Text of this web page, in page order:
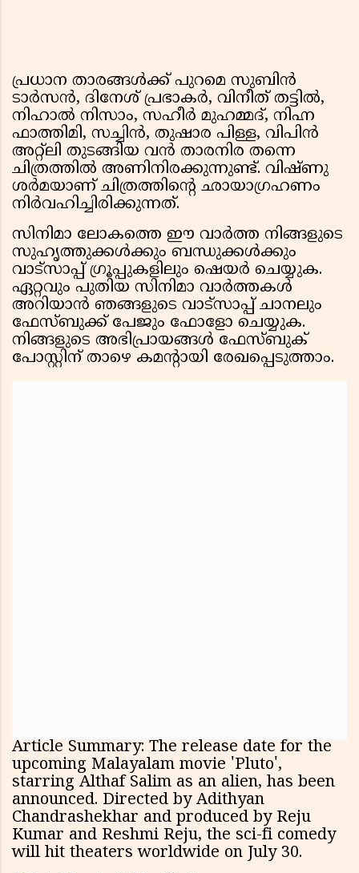
പ്രധാന താരങ്ങൾക്ക് പുറമെ സുബിൻ
ടാർസൻ, ദിനേശ് പ്രഭാകർ, വിനീത് തട്ടിൽ,
നിഹാൽ നിസാം, സഹീർ മുഹമ്മദ്, നിഹ്ന
ഫാത്തിമി, സച്ചിൻ, തുഷാര പിള്ള, വിപിൻ
അറ്റ്ലി തുടങ്ങിയ വൻ താരനിര തന്നെ
ചിത്രത്തിൽ അണിനിരക്കുന്നുണ്ട്. വിഷ്ണു
ശർമയാണ് ചിത്രത്തിന്റെ ഛായാഗ്രഹണം
നിർവഹിച്ചിരിക്കുന്നത്.
സിനിമാ ലോകത്തെ ഈ വാർത്ത നിങ്ങളുടെ
സുഹൃത്തുക്കൾക്കും ബന്ധുക്കൾക്കും
വാട്സാപ്പ് ഗ്രൂപ്പുകളിലും ഷെയർ ചെയ്യുക.
ഏറ്റവും പുതിയ സിനിമാ വാർത്തകൾ
അറിയാൻ ഞങ്ങളുടെ വാട്സാപ്പ് ചാനലും
ഫേസ്ബുക്ക് പേജും ഫോളോ ചെയ്യുക.
നിങ്ങളുടെ അഭിപ്രായങ്ങൾ ഫേസ്ബുക്
പോസ്റ്റിന് താഴെ കമന്റായി രേഖപ്പെടുത്താം.
Article Summary: The release date for the
upcoming Malayalam movie 'Pluto',
starring Althaf Salim as an alien, has been
announced. Directed by Adithyan
Chandrashekhar and produced by Reju
Kumar and Reshmi Reju, the sci-fi comedy
will hit theaters worldwide on July 30.